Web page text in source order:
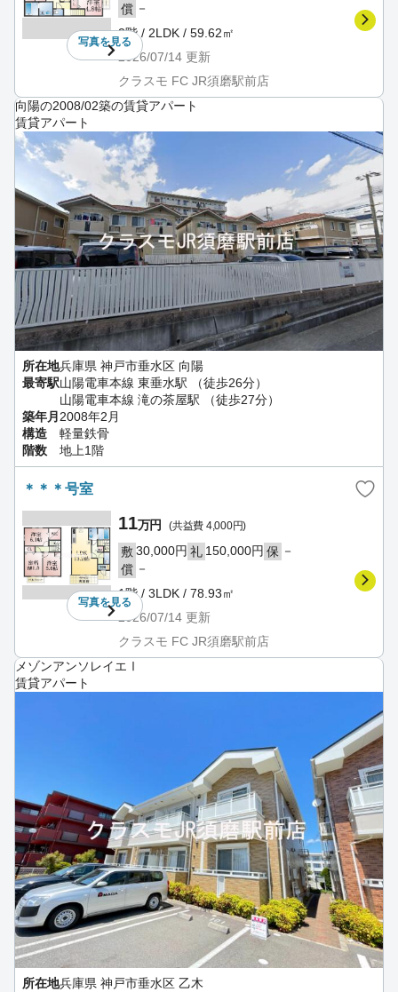
写真を見る
償 －
2階 / 2LDK / 59.62㎡
2026/07/14 更新
クラスモ FC JR須磨駅前店
向陽の2008/02築の賃貸アパート
賃貸アパート
所在地兵庫県 神戸市垂水区 向陽
最寄駅山陽電車本線 東垂水駅 （徒歩26分）
山陽電車本線 滝の茶屋駅 （徒歩27分）
築年月 2008年2月
構造
軽量鉄骨
階数
地上1階
＊＊＊号室
写真を見る
11万円 (共益費 4,000円)
敷30,000円 礼 150,000円 保 －
償 －
1階 / 3LDK / 78.93㎡
2026/07/14 更新
クラスモ FC JR須磨駅前店
メゾンアンソレイエⅠ
賃貸アパート
所在地兵庫県 神戸市垂水区 乙木